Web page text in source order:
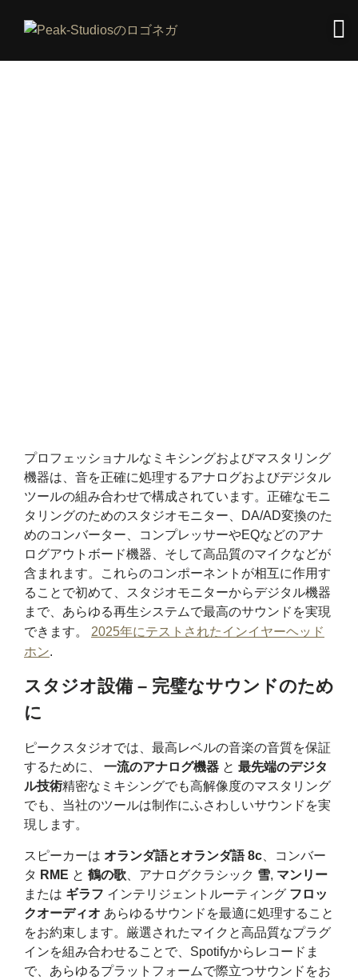
プロフェッショナルなミキシングおよびマスタリング
機器は、音を正確に処理するアナログおよびデジタル
ツールの組み合わせで構成されています。正確なモニ
タリングのためのスタジオモニター、DA/AD変換のた
めのコンバーター、コンプレッサーやEQなどのアナ
ログアウトボード機器、そして高品質のマイクなどが
含まれます。これらのコンポーネントが相互に作用す
ることで初めて、スタジオモニターからデジタル機器
まで、あらゆる再生システムで最高のサウンドを実現
できます。 2025年にテストされたインイヤーヘッド
ホン.
スタジオ設備 – 完璧なサウンドのため
に
ピークスタジオでは、最高レベルの音楽の音質を保証
するために、 一流のアナログ機器 と 最先端のデジタ
ル技術精密なミキシングでも高解像度のマスタリング
でも、当社のツールは制作にふさわしいサウンドを実
現します。
スピーカーは オランダ語とオランダ語 8c 、コンバー
タ RME と 鶴の歌 、アナログクラシック 雪, マンリー
または ギラフ インテリジェントルーティング フロッ
クオーディオ あらゆるサウンドを最適に処理すること
をお約束します。厳選されたマイクと高品質なプラグ
インを組み合わせることで、Spotifyからレコードま
で、あらゆるプラットフォームで際立つサウンドをお